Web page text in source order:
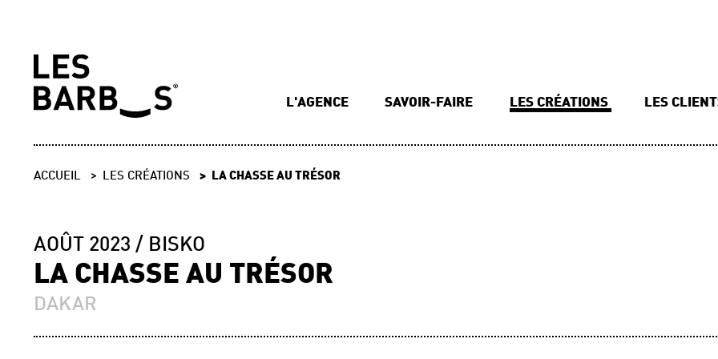
L'AGENCE SAVOIR-FAIRE LES CRÉATIONS LES
ACCUEIL LES CRÉATIONS LA CHASSE AU TRÉSOR
AOÛT 2023 BISKO
LA CHASSE AU TRÉSOR
DAKAR